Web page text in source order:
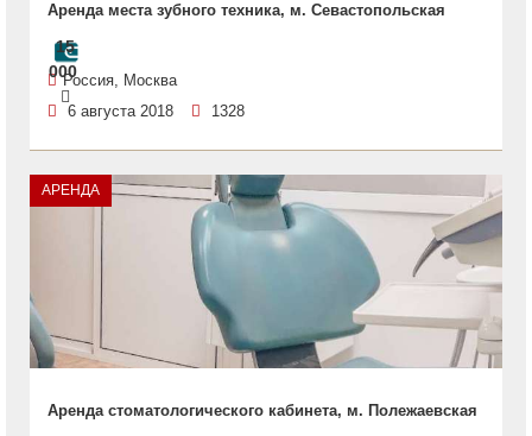
Аренда места зубного техника, м. Севастопольская
15
000Россия, Москва
6 августа 2018
1328
АРЕНДА
Аренда стоматологического кабинета, м. Полежаевская